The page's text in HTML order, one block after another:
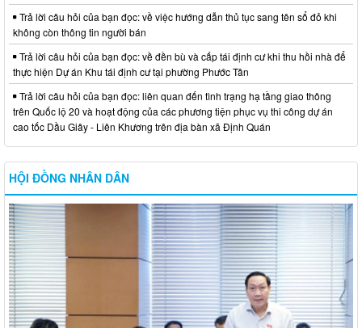
Trả lời câu hỏi của bạn đọc: về việc hướng dẫn thủ tục sang tên sổ đỏ khi
không còn thông tin người bán
Trả lời câu hỏi của bạn đọc: về đền bù và cấp tái định cư khi thu hồi nhà để
thực hiện Dự án Khu tái định cư tại phường Phước Tân
Trả lời câu hỏi của bạn đọc: liên quan đến tình trạng hạ tầng giao thông
trên Quốc lộ 20 và hoạt động của các phương tiện phục vụ thi công dự án
cao tốc Dầu Giây - Liên Khương trên địa bàn xã Định Quán
HỘI ĐỒNG NHÂN DÂN